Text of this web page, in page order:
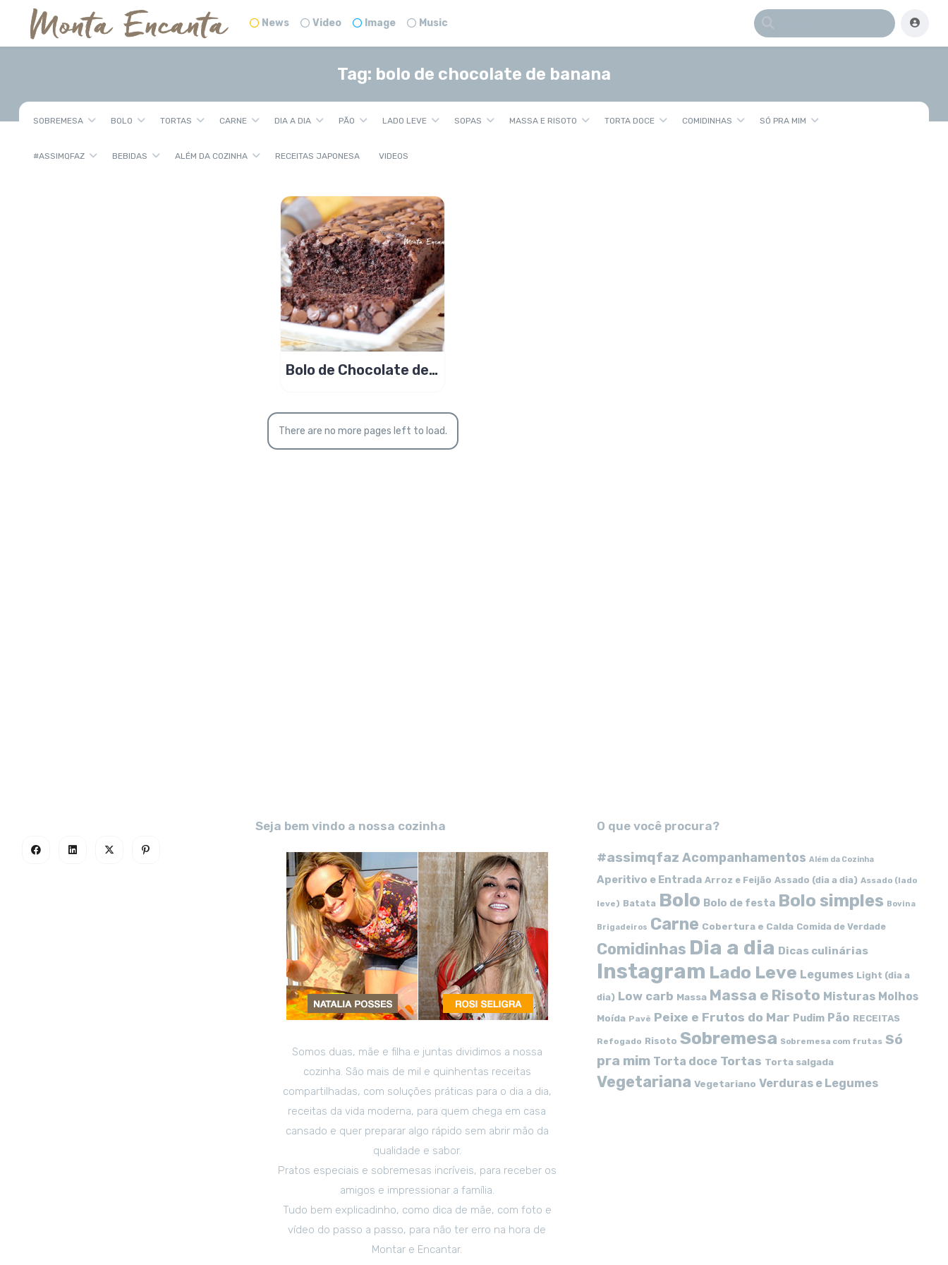
News Video Image Music
Tag: bolo de chocolate de banana
SOBREMESA BOLO TORTAS CARNE DIA A DIA PÃO LADO LEVE SOPAS MASSA E RISOTO TORTA DOCE COMIDINHAS SÓ PRA MIM
#ASSIMQFAZ BEBIDAS ALÉM DA COZINHA RECEITAS JAPONESA VIDEOS
Bolo de Chocolate de
There are no more pages left to load.
Seja bem vindo a nossa cozinha
Somos duas, mãe e filha e juntas dividimos a nossa
cozinha. São mais de mil e quinhentas receitas
compartilhadas, com soluções práticas para o dia a dia,
receitas da vida moderna, para quem chega em casa
cansado e quer preparar algo rápido sem abrir mão da
qualidade e sabor.
Pratos especiais e sobremesas incríveis, para receber os
amigos e impressionar a família.
Tudo bem explicadinho, como dica de mãe, com foto e
vídeo do passo a passo, para não ter erro na hora de
Montar e Encantar.
O que você procura?
#assimqfaz Acompanhamentos Além da Cozinha
Aperitivo e Entrada Arroz e Feijão Assado (dia a dia) Assado (lado
leve) Batata Bolo Bolo de festa Bolo simples Bovina
Brigadeiros Carne Cobertura e Calda Comida de Verdade
Comidinhas Dia a dia Dicas culinárias
Instagram Lado Leve Legumes Light (dia a
dia) Low carb Massa Massa e Risoto Misturas Molhos
Moída Pavê Peixe e Frutos do Mar Pudim Pão RECEITAS
Refogado Risoto Sobremesa Sobremesa com frutas Só
pra mim Torta doce Tortas Torta salgada
Vegetariana Vegetariano Verduras e Legumes